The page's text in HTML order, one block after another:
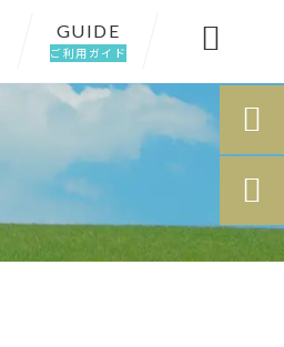
GUIDE
ご利用ガイド 

